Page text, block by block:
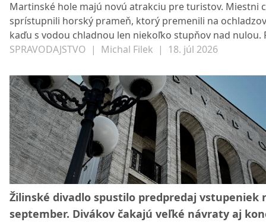
Martinské hole majú novú atrakciu pre turistov. Miestni
sprístupnili horský prameň, ktorý premenili na
kaďu s vodou chladnou len niekoľko stupňov nad nulou.
vznikol svojpomocne a návštevníci ho môžu využívať
SPRAVODAJSTVO | Michal Filek | 18. júl 2026
Žilinské divadlo spustilo predpredaj vstupeniek
september. Divákov čakajú veľké návraty aj